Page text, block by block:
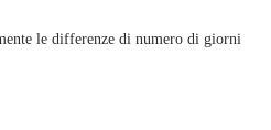
le differenze di numero di giorni